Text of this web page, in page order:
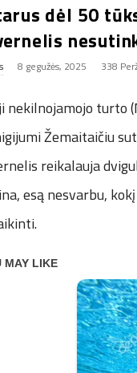
dėl 50
8 gegužės, 2025 338
nekilnojamojo turto
Žemaitaičiu
reikalauja
esą nesvarbu,